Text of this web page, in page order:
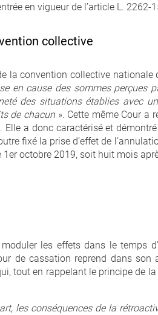
en vigueur de l’article L. 2262-
collective
la convention collective
en cause des sommes perçues
des situations établies avec
de chacun ». Cette même Cour a
a donc caractérisé et démontré
fixé la prise d’effet de
octobre 2019, soit huit mois
les effets dans le temps
de cassation reprend dans son
tout en rappelant le principe de
les conséquences de la